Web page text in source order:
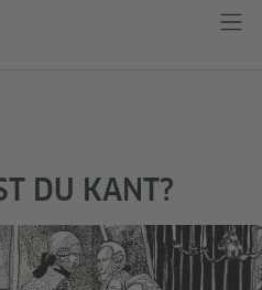
DU KANT?